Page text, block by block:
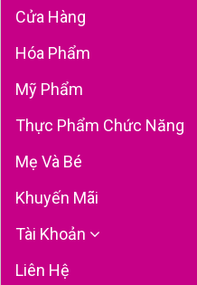
Cửa Hàng
Hóa Phẩm
Mỹ Phẩm
Thực Phẩm Chức Năng
Mẹ Và Bé
Khuyến Mãi
Tài Khoản
Liên Hệ